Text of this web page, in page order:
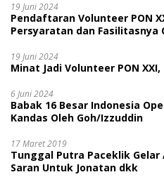
19 Juni 2024
Pendaftaran Volunteer PON
Persyaratan dan Fasilitasnya
19 Juni 2024
Minat Jadi Volunteer PON
6 Juni 2024
Babak 16 Besar Indonesia
Kandas Oleh Goh/Izzuddin
17 Maret 2019
Tunggal Putra Paceklik Gelar
Saran Untuk Jonatan dkk